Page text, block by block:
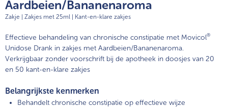
Sinaasappelsmaak, concentraat voor
drank
Aardbeien/Bananenaroma
Zakje | Zakjes met 25ml | Kant-en-klare zakjes
Effectieve behandeling van chronische constipatie met Movicol®
Unidose Drank in zakjes met Aardbeien/Bananenaroma.
Verkrijgbaar zonder voorschrift bij de apotheek in doosjes van 20
en 50 kant-en-klare zakjes
Belangrijkste kenmerken
Behandelt chronische constipatie op effectieve wijze